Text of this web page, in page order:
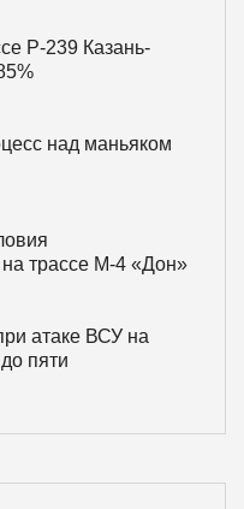
Р-239 Казань-
над маньяком
трассе М-4 «Дон»
атаке ВСУ на
пяти